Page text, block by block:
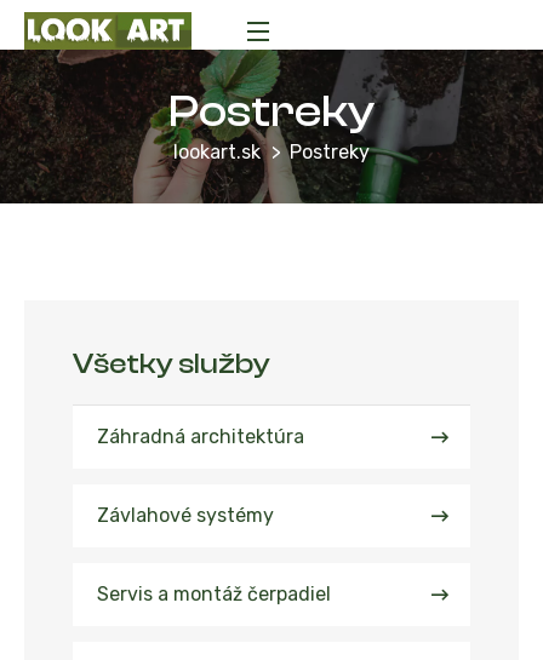
Postreky
lookart.sk Postreky
Všetky služby
Záhradná architektúra
Závlahové systémy
Servis a montáž čerpadiel